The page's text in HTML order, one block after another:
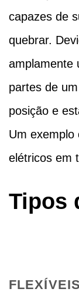
capazes de
quebrar.
amplamente
partes de
posição e
Um exemplo
elétricos em
Tipos
FLEXÍVEIS